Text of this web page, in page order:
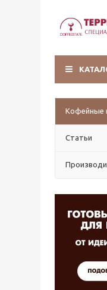
Кофейные
Статьи